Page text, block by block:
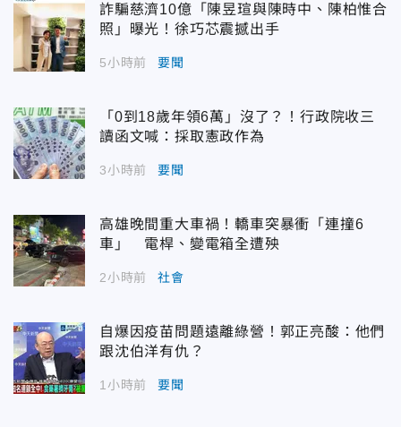
詐騙慈濟10億「陳昱瑄與陳時中、陳柏惟合
照」曝光！徐巧芯震撼出手
5小時前 要聞
「0到18歲年領6萬」沒了？！行政院收三
讀函文喊：採取憲政作為
3小時前 要聞
高雄晚間重大車禍！轎車突暴衝「連撞6
車」 電桿、變電箱全遭殃
2小時前 社會
自爆因疫苗問題遠離綠營！郭正亮酸：他們
跟沈伯洋有仇？
1小時前 要聞